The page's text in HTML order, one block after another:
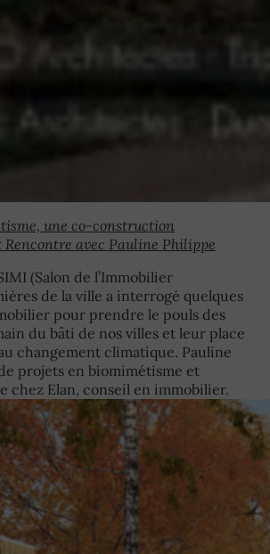
une co-construction
avec Pauline Philippe
(Salon de l’Immobilier
de la ville a interrogé quelques
pour prendre le pouls des
du bâti de nos villes et leur place
changement climatique. Pauline
projets en biomimétisme et
chez Elan, conseil en immobilier.